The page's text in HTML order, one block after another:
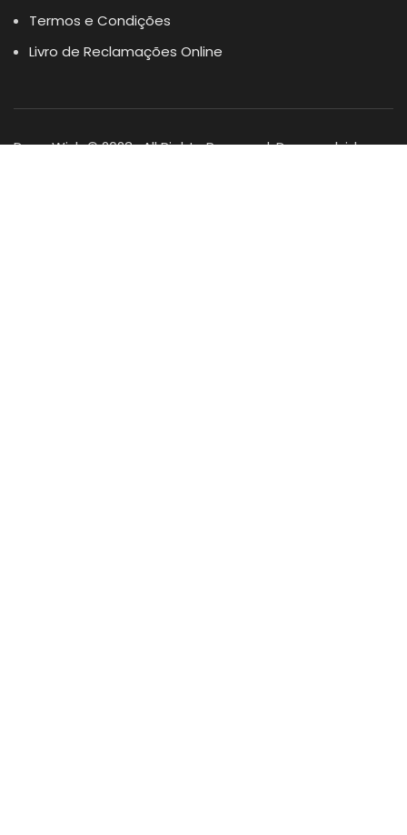
Termos e Condições
Livro de Reclamações Online
Dogs Wish © 2023 . All Rights Reserved. Desenvolvido por